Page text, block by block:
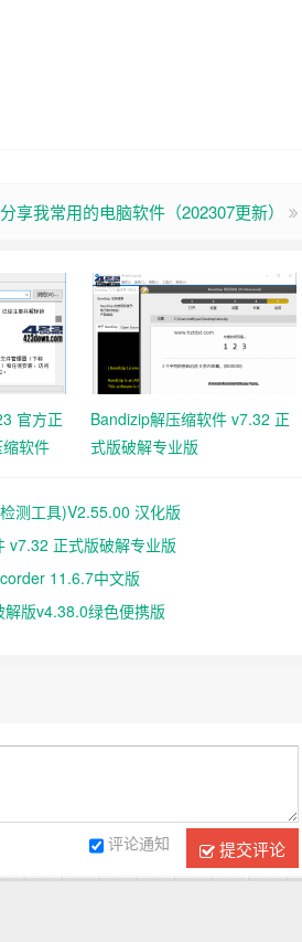
享我常用的电脑软件（202307更新）
官方正
软件
Bandizip解压缩软件 v7.32 正
式版破解专业版
测工具)V2.55.00 汉化版
v7.32 正式版破解专业版
11.6.7中文版
版v4.38.0绿色便携版
提交评论
评论通知